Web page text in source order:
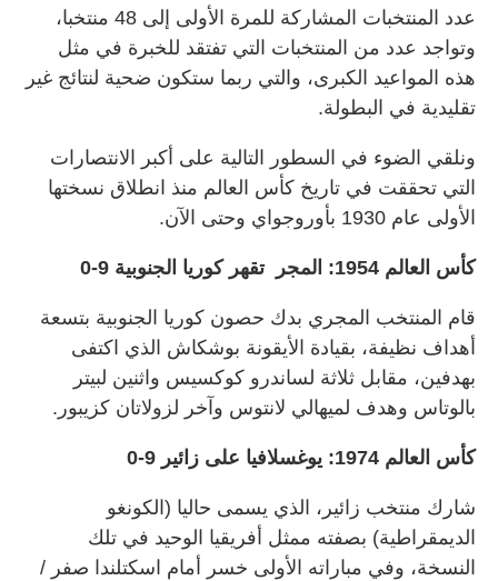
عدد المنتخبات المشاركة للمرة الأولى إلى 48 منتخبا،
وتواجد عدد من المنتخبات التي تفتقد للخبرة في مثل
هذه المواعيد الكبرى، والتي ربما ستكون ضحية لنتائج غير
تقليدية في البطولة.
ونلقي الضوء في السطور التالية على أكبر الانتصارات
التي تحققت في تاريخ كأس العالم منذ انطلاق نسختها
الأولى عام 1930 بأوروجواي وحتى الآن.
كأس العالم 1954: المجر تقهر كوريا الجنوبية 9-0
قام المنتخب المجري بدك حصون كوريا الجنوبية بتسعة
أهداف نظيفة، بقيادة الأيقونة بوشكاش الذي اكتفى
بهدفين، مقابل ثلاثة لساندرو كوكسيس واثنين لبيتر
بالوتاس وهدف لميهالي لانتوس وآخر لزولاتان كزيبور.
كأس العالم 1974: يوغسلافيا على زائير 9-0
شارك منتخب زائير، الذي يسمى حاليا (الكونغو
الديمقراطية) بصفته ممثل أفريقيا الوحيد في تلك
النسخة، وفي مباراته الأولى خسر أمام اسكتلندا صفر /